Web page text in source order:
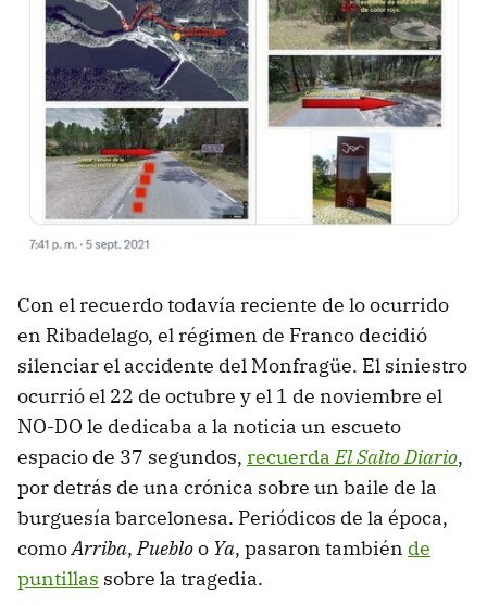
Con el recuerdo todavía reciente de lo ocurrido
en Ribadelago, el régimen de Franco decidió
silenciar el accidente del Monfragüe. El siniestro
ocurrió el 22 de octubre y el 1 de noviembre el
NO-DO le dedicaba a la noticia un escueto
espacio de 37 segundos, recuerdaEl Salto Diario,
por detrás de una crónica sobre un baile de la
burguesía barcelonesa. Periódicos de la época,
comoArriba,Puebloo Ya, pasaron también de
puntillas sobre la tragedia.